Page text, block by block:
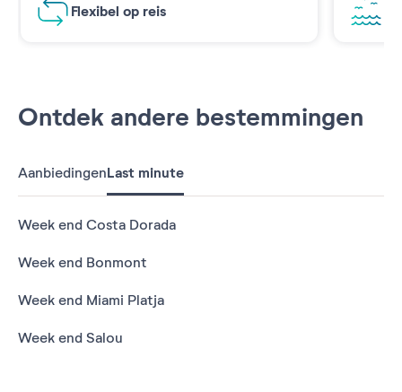
Flexibel op reis
Ontdek andere bestemmingen
AanbiedingenLast minute
Week end Costa Dorada
Week end Bonmont
Week end Miami Platja
Week end Salou